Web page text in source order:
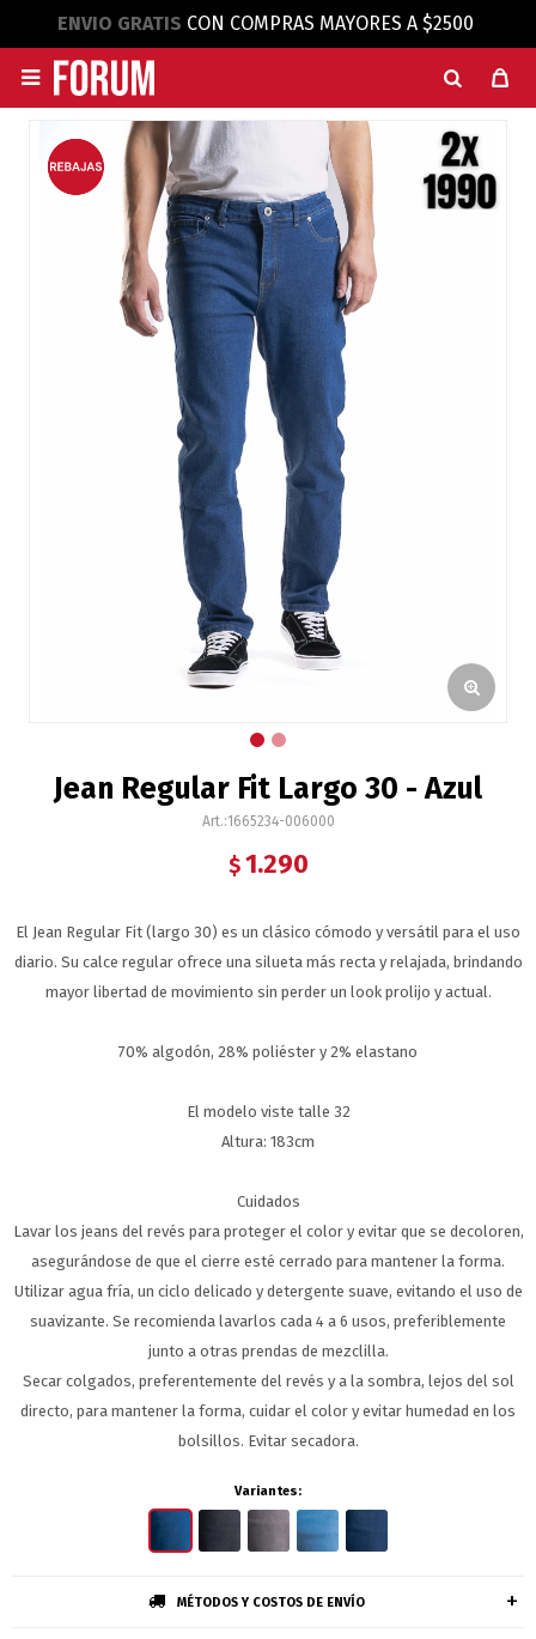
ENVIO GRATIS CON COMPRAS MAYORES A $2500

Jean Regular Fit Largo 30 - Azul
1665234-006000
$ 1.290
El Jean Regular Fit (largo 30) es un clásico cómodo y versátil para el uso
diario. Su calce regular ofrece una silueta más recta y relajada, brindando
mayor libertad de movimiento sin perder un look prolijo y actual.
70% algodón, 28% poliéster y 2% elastano
El modelo viste talle 32
Altura: 183cm
Cuidados
Lavar los jeans del revés para proteger el color y evitar que se decoloren,
asegurándose de que el cierre esté cerrado para mantener la forma.
Utilizar agua fría, un ciclo delicado y detergente suave, evitando el uso de
suavizante. Se recomienda lavarlos cada 4 a 6 usos, preferiblemente
junto a otras prendas de mezclilla.
Secar colgados, preferentemente del revés y a la sombra, lejos del sol
directo, para mantener la forma, cuidar el color y evitar humedad en los
bolsillos. Evitar secadora.
Variantes:
MÉTODOS Y COSTOS DE ENVÍO